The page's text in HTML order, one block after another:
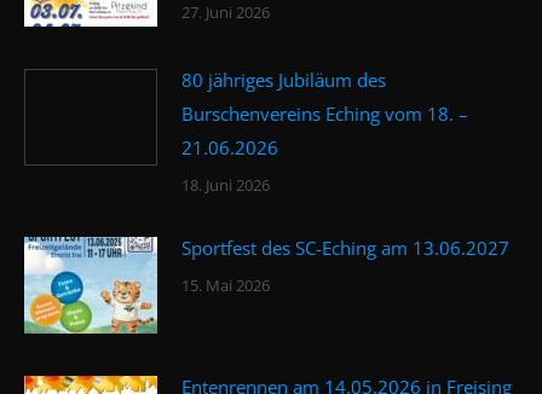
27. Juni 2026
80 jähriges Jubiläum des
Burschenvereins Eching vom 18. –
21.06.2026
18. Juni 2026
Sportfest des SC-Eching am 13.06.2027
15. Mai 2026
Entenrennen am 14.05.2026 in Freising